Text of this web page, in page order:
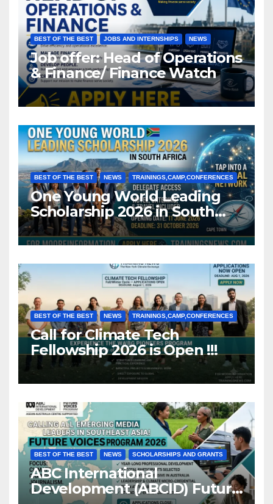
BEST OF THE BEST JOBS AND INTERNSHIPS NEWS
Job offer: Head of Operations
& Finance/ Finance Watch
BEST OF THE BEST NEWS TRAININGS,CAMP,CONFERENCES
One Young World Leading
Scholarship 2026 in South
Africa (Fully Funded)
BEST OF THE BEST NEWS TRAININGS,CAMP,CONFERENCES
Call for Climate Tech
Fellowship 2026 is Open !!!
BEST OF THE BEST NEWS SCHOLARSHIPS AND GRANTS
ABC International
Development (ABCID) Future